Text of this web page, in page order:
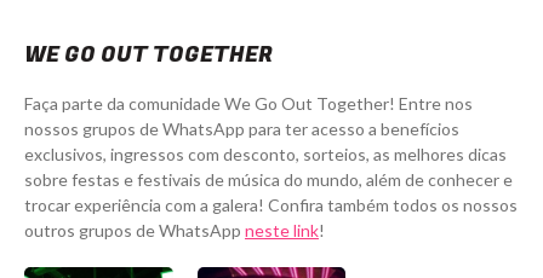
WE GO OUT TOGETHER
Faça parte da comunidade We Go Out Together! Entre nos
nossos grupos de WhatsApp para ter acesso a benefícios
exclusivos, ingressos com desconto, sorteios, as melhores dicas
sobre festas e festivais de música do mundo, além de conhecer e
trocar experiência com a galera! Confira também todos os nossos
outros grupos de WhatsApp neste link!